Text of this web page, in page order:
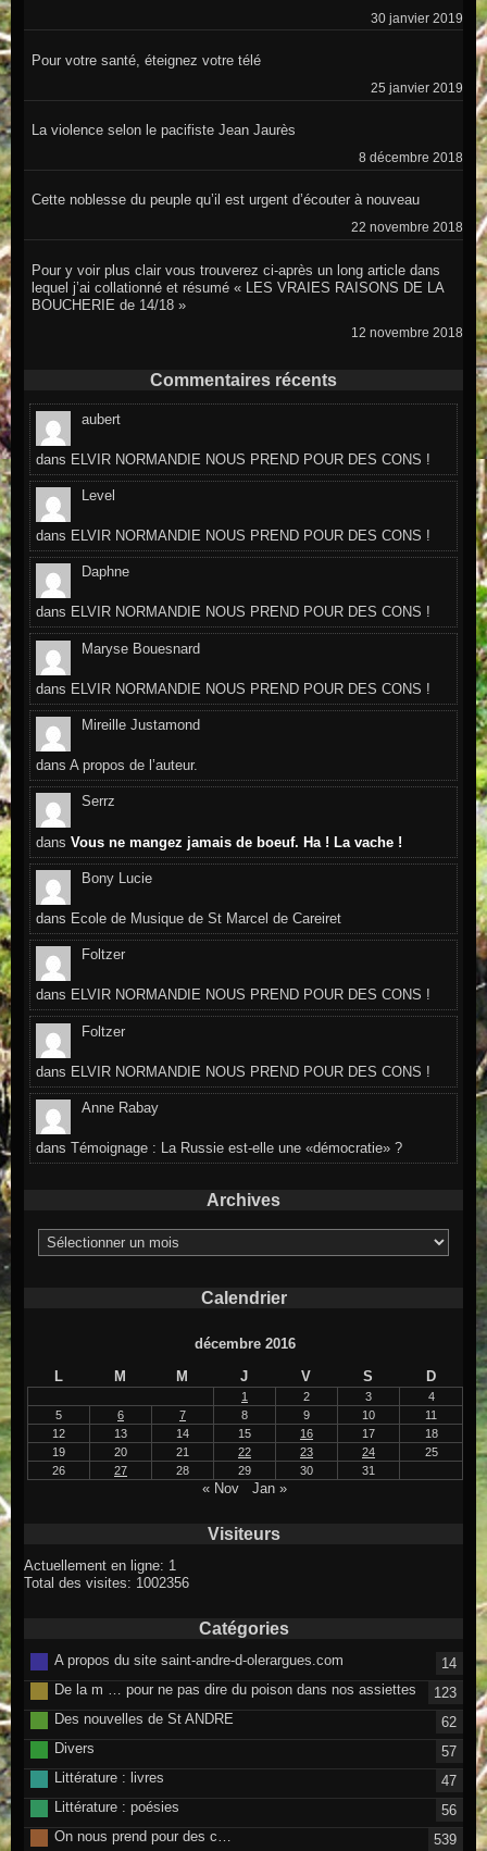
30 janvier 2019
Pour votre santé, éteignez votre télé
25 janvier 2019
La violence selon le pacifiste Jean Jaurès
8 décembre 2018
Cette noblesse du peuple qu’il est urgent d’écouter à nouveau
22 novembre 2018
Pour y voir plus clair vous trouverez ci-après un long article dans
lequel j’ai collationné et résumé « LES VRAIES RAISONS DE LA
BOUCHERIE de 14/18 »
12 novembre 2018
Commentaires récents
aubert
dans ELVIR NORMANDIE NOUS PREND POUR DES CONS !
Level
dans ELVIR NORMANDIE NOUS PREND POUR DES CONS !
Daphne
dans ELVIR NORMANDIE NOUS PREND POUR DES CONS !
Maryse Bouesnard
dans ELVIR NORMANDIE NOUS PREND POUR DES CONS !
Mireille Justamond
dansA propos de l’auteur.
Serrz
dansVous ne mangez jamais de boeuf. Ha ! La vache !
Bony Lucie
dans Ecole de Musique de St Marcel de Careiret
Foltzer
dans ELVIR NORMANDIE NOUS PREND POUR DES CONS !
Foltzer
dans ELVIR NORMANDIE NOUS PREND POUR DES CONS !
Anne Rabay
dansTémoignage : La Russie est-elle une «démocratie» ?
Archives
Archives
Calendrier
décembre 2016
L
M M J V S D
1 2 3
4
5
6 7 8 9 10
11
12
13 14 15 16 17
18
19
20 21 22 23 24
25
26
27 28 29 30 31
« Nov Jan »
Visiteurs
Actuellement en ligne: 1
Total des visites: 1002356
Catégories
A propos du site saint-andre-d-olerargues.com
14
De la m … pour ne pas dire du poison dans nos assiettes
123
Des nouvelles de St ANDRE
62
Divers
57
Littérature : livres
47
Littérature : poésies
56
On nous prend pour des c…
539